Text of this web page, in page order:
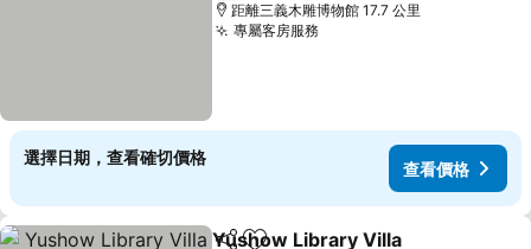
距離三義木雕博物館 17.7 公里
專屬客房服務
選擇日期，查看確切價格
查看價格
Yushow Library Villa